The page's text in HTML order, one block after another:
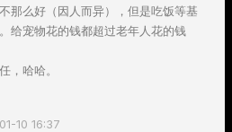
那么好（因人而异），但是吃饭等基
给宠物花的钱都超过老年人花的钱
，哈哈。
10 16:37